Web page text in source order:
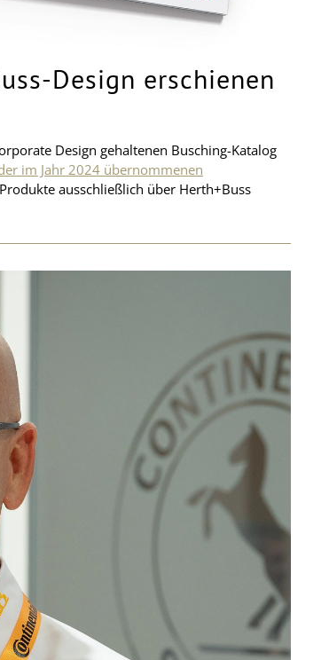
Design erschienen
Design gehaltenen Busching-Katalog
im Jahr 2024 übernommenen
ausschließlich über Herth+Buss